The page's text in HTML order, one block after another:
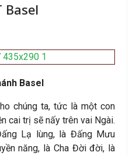
Basel
Basel
chúng ta, tức là một con
cai trị sẽ nấy trên vai Ngài.
Lạ lùng, là Đấng Mưu
năng, là Cha Đời đời, là